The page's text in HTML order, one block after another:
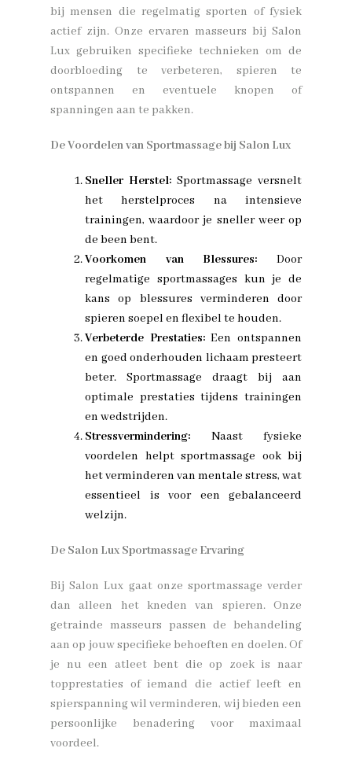
bij mensen die regelmatig sporten of fysiek
actief zijn. Onze ervaren masseurs bij Salon
Lux gebruiken specifieke technieken om de
doorbloeding te verbeteren, spieren te
ontspannen en eventuele knopen of
spanningen aan te pakken.
De Voordelen van Sportmassage bij Salon Lux
Sneller Herstel: Sportmassage versnelt
het herstelproces na intensieve
trainingen, waardoor je sneller weer op
de been bent.
Voorkomen van Blessures: Door
regelmatige sportmassages kun je de
kans op blessures verminderen door
spieren soepel en flexibel te houden.
Verbeterde Prestaties:Een ontspannen
en goed onderhouden lichaam presteert
beter. Sportmassage draagt bij aan
optimale prestaties tijdens trainingen
en wedstrijden.
Stressvermindering: Naast fysieke
voordelen helpt sportmassage ook bij
het verminderen van mentale stress, wat
essentieel is voor een gebalanceerd
welzijn.
De Salon Lux Sportmassage Ervaring
Bij Salon Lux gaat onze sportmassage verder
dan alleen het kneden van spieren. Onze
getrainde masseurs passen de behandeling
aan op jouw specifieke behoeften en doelen. Of
je nu een atleet bent die op zoek is naar
topprestaties of iemand die actief leeft en
spierspanning wil verminderen, wij bieden een
persoonlijke benadering voor maximaal
voordeel.